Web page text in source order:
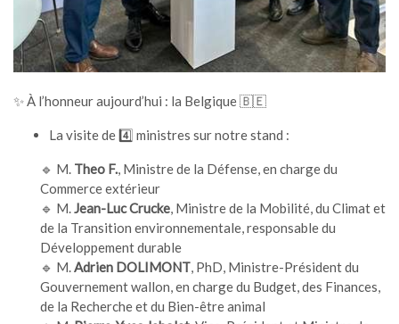
✨ À l’honneur aujourd’hui : la Belgique 🇧🇪
La visite de 4️⃣ ministres sur notre stand :
🔹 M. Theo F., Ministre de la Défense, en charge du
Commerce extérieur
🔹 M.Jean-Luc Crucke, Ministre de la Mobilité, du Climat et
de la Transition environnementale, responsable du
Développement durable
🔹 M.Adrien DOLIMONT, PhD, Ministre-Président du
Gouvernement wallon, en charge du Budget, des Finances,
de la Recherche et du Bien-être animal